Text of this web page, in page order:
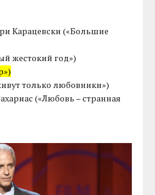
Карацевски («Большие
жестокий год»)
только любовники»)
(«Любовь – странная